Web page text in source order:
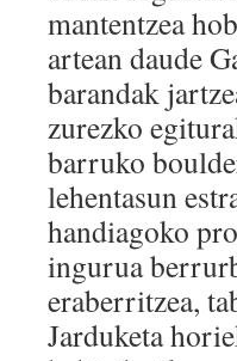
mantentzea
artean daude
barandak
zurezko
barruko
lehentasun
handiagoko
ingurua
eraberritzea,
Jarduketa